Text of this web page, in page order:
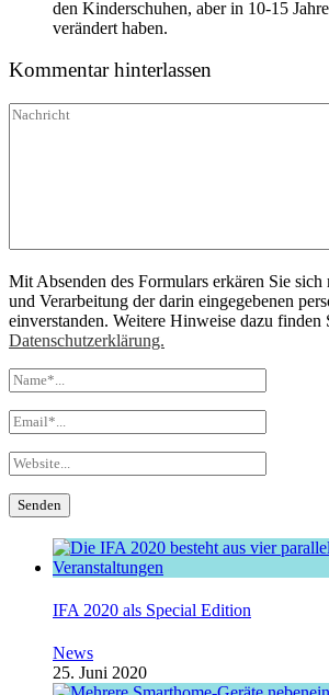
den Kinderschuhen, aber in 10-15
verändert haben.
Kommentar hinterlassen
Mit Absenden des Formulars erkären Sie
und Verarbeitung der darin eingegebenen
einverstanden. Weitere Hinweise dazu finden
Datenschutzerklärung.
IFA 2020 als Special Edition
News
25. Juni 2020